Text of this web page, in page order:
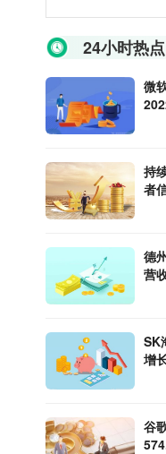
24小时热点
微
持
者
德
营
SK
增
谷